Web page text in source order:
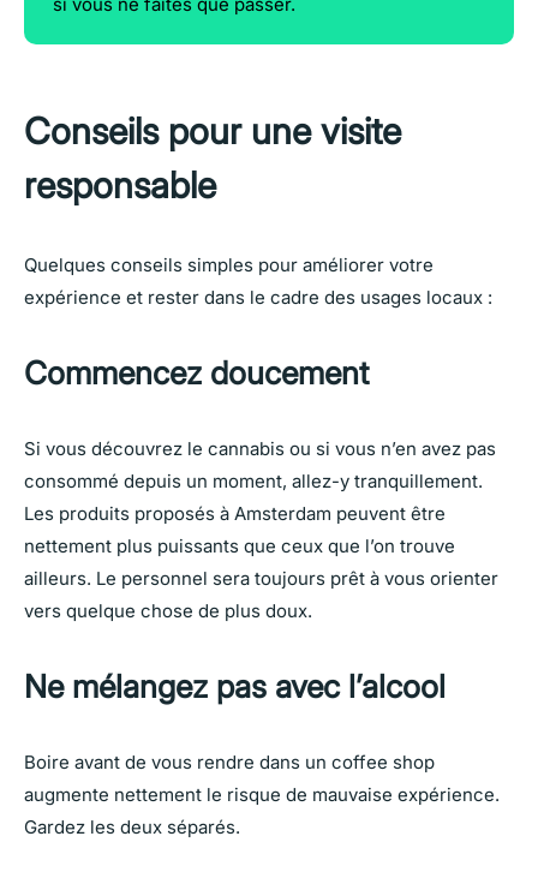
Conseils pour une visite
responsable
Quelques conseils simples pour améliorer votre
expérience et rester dans le cadre des usages locaux :
Commencez doucement
Si vous découvrez le cannabis ou si vous n’en avez pas
consommé depuis un moment, allez-y tranquillement.
Les produits proposés à Amsterdam peuvent être
nettement plus puissants que ceux que l’on trouve
ailleurs. Le personnel sera toujours prêt à vous orienter
vers quelque chose de plus doux.
Ne mélangez pas avec l’alcool
Boire avant de vous rendre dans un coffee shop
augmente nettement le risque de mauvaise expérience.
Gardez les deux séparés.